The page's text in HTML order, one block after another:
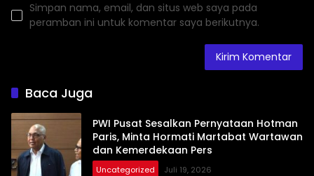
Simpan nama, email, dan situs web saya pada
peramban ini untuk komentar saya berikutnya.
Baca Juga
PWI Pusat Sesalkan Pernyataan Hotman
Paris, Minta Hormati Martabat Wartawan
dan Kemerdekaan Pers
Uncategorized Juli 19, 2026